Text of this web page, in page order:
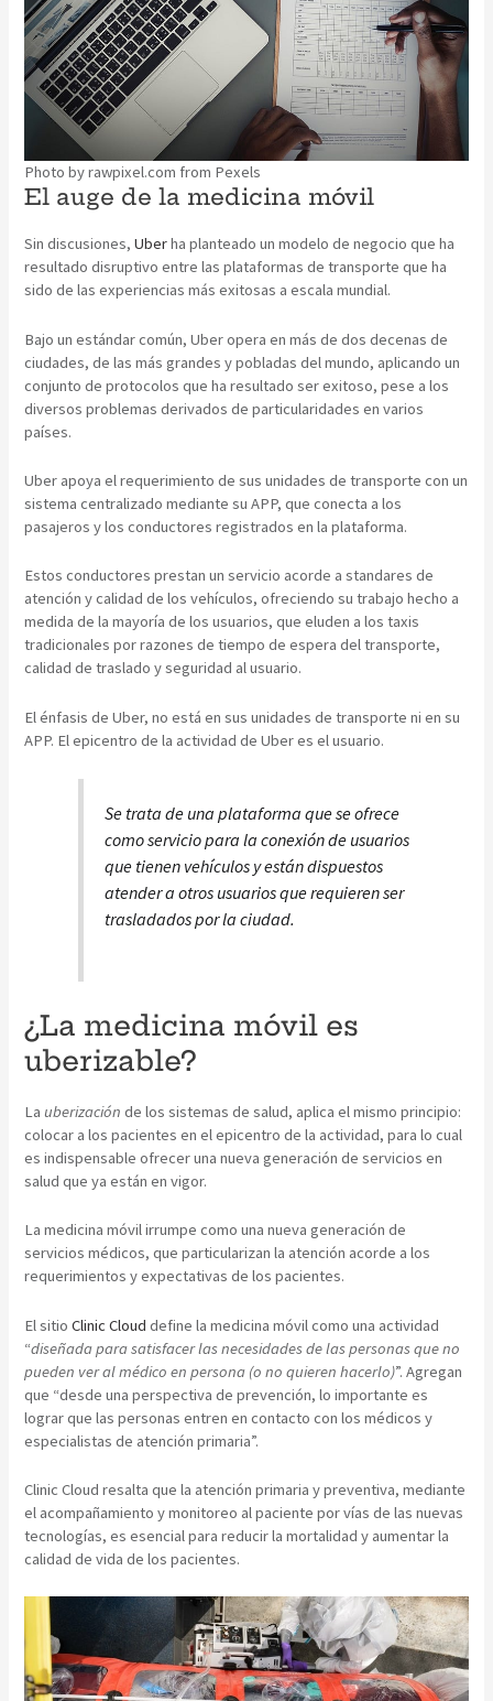
Photo by rawpixel.com from Pexels
El auge de la medicina móvil
Sin discusiones,Uberha planteado un modelo de negocio que ha
resultado disruptivo entre las plataformas de transporte que ha
sido de las experiencias más exitosas a escala mundial.
Bajo un estándar común, Uber opera en más de dos decenas de
ciudades, de las más grandes y pobladas del mundo, aplicando un
conjunto de protocolos que ha resultado ser exitoso, pese a los
diversos problemas derivados de particularidades en varios
países.
Uber apoya el requerimiento de sus unidades de transporte con un
sistema centralizado mediante su APP, que conecta a los
pasajeros y los conductores registrados en la plataforma.
Estos conductores prestan un servicio acorde a standares de
atención y calidad de los vehículos, ofreciendo su trabajo hecho a
medida de la mayoría de los usuarios, que eluden a los taxis
tradicionales por razones de tiempo de espera del transporte,
calidad de traslado y seguridad al usuario.
El énfasis de Uber, no está en sus unidades de transporte ni en su
APP. El epicentro de la actividad de Uber es el usuario.
Se trata de una plataforma que se ofrece
como servicio para la conexión de usuarios
que tienen vehículos y están dispuestos
atender a otros usuarios que requieren ser
trasladados por la ciudad.
¿La medicina móvil es
uberizable?
La uberización de los sistemas de salud, aplica el mismo principio:
colocar a los pacientes en el epicentro de la actividad, para lo cual
es indispensable ofrecer una nueva generación de servicios en
salud que ya están en vigor.
La medicina móvil irrumpe como una nueva generación de
servicios médicos, que particularizan la atención acorde a los
requerimientos y expectativas de los pacientes.
El sitioClinic Cloud define la medicina móvil como una actividad
“diseñada para satisfacer las necesidades de las personas que no
pueden ver al médico en persona (o no quieren hacerlo)”. Agregan
que “desde una perspectiva de prevención, lo importante es
lograr que las personas entren en contacto con los médicos y
especialistas de atención primaria”.
Clinic Cloud resalta que la atención primaria y preventiva, mediante
el acompañamiento y monitoreo al paciente por vías de las nuevas
tecnologías, es esencial para reducir la mortalidad y aumentar la
calidad de vida de los pacientes.